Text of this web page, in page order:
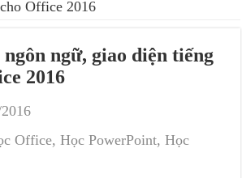
Office 2016
ngữ, giao diện tiếng
2016
Office,Học PowerPoint,Học